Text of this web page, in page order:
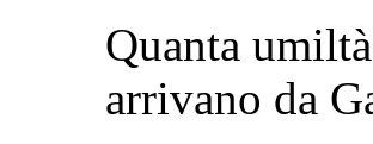
Quanta
arrivano da